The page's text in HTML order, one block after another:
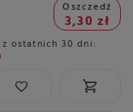
Oszczedź
3,30 zł
z ostatnich 30 dni: